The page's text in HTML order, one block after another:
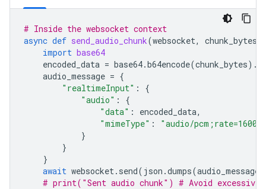
# Inside the websocket context
async def send_audio_chunk(websocket, chunk_bytes
import base64
encoded_data = base64.b64encode(chunk_bytes) .
audio_message = {
"realtimeInput" :
{
"audio" :
{
"data" : encoded_data,
"mimeType" :
"audio/
}
}
}
await websocket. send( json .dumps(audio_message
# print("Sent audio chunk") # Avoid excessive